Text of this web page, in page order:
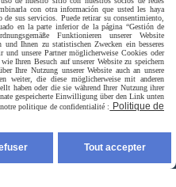
rapide
con otra información que usted les haya
sus servicios. Puede retirar su consentimiento,
en la parte inferior de la página “Gestión de
Funktionieren unserer Website
und Ihnen zu statistischen Zwecken ein besseres
unsere Partner möglicherweise Cookies oder
Ihren Besuch auf unserer Website zu speichern
Ihre Nutzung unserer Website auch an unsere
weiter, die diese möglicherweise mit anderen
haben oder die sie während Ihrer Nutzung ihrer
gespeicherte Einwilligung über den Link unten
politique de confidentialité :
Politique de
Tout accepter